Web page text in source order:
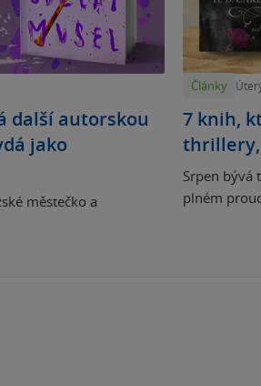
další autorskou
jako
městečko a
Články
7 knih,
thrillery,
Srpen bývá
plném